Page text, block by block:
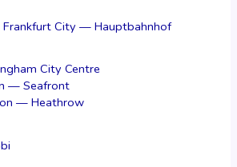
Frankfurt City — Hauptbahnhof
City Centre
— Seafront
— Heathrow